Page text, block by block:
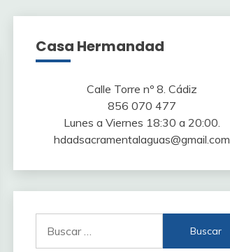
Casa Hermandad
Calle Torre nº 8. Cádiz
856 070 477
Lunes a Viernes 18:30 a 20:00.
hdadsacramentalaguas@gmail.com